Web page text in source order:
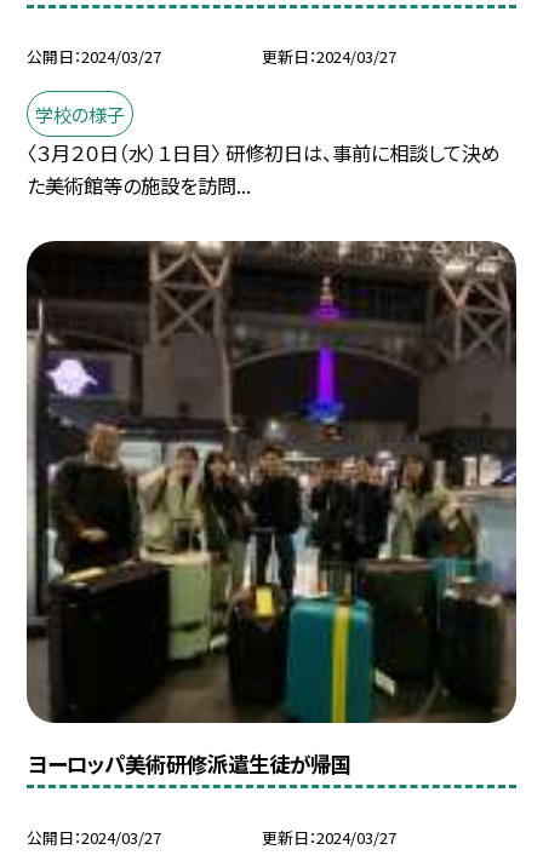
公開日 2024/03/27 更新日 2024/03/27
学校の様子
〈３月２０日（水）１日目〉 研修初日は、事前に相談して決め
た美術館等の施設を訪問...
ヨーロッパ美術研修派遣生徒が帰国
公開日 2024/03/27 更新日 2024/03/27